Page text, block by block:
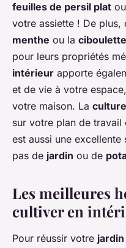
feuilles de persil plat
votre assiette ! De plus,
menthe ou la
pour leurs propriétés
intérieur apporte
et de vie à votre
votre maison. La
sur votre plan de
est aussi une
pas de jardin ou de
Les meilleures
cultiver en
Pour réussir votre